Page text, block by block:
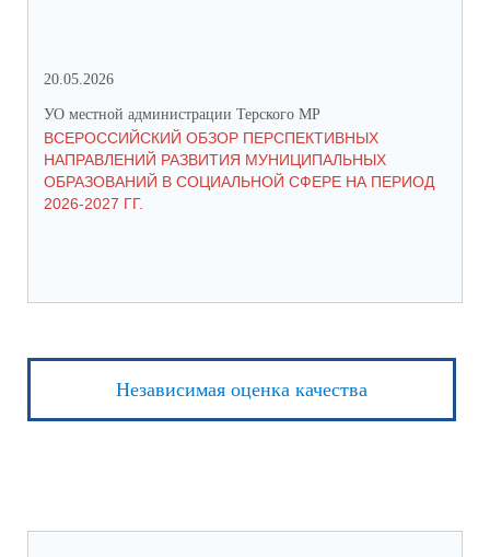
20.05.2026
УО местной администрации Терского МР
ВСЕРОССИЙСКИЙ ОБЗОР ПЕРСПЕКТИВНЫХ
НАПРАВЛЕНИЙ РАЗВИТИЯ МУНИЦИПАЛЬНЫХ
ОБРАЗОВАНИЙ В СОЦИАЛЬНОЙ СФЕРЕ НА ПЕРИОД
2026-2027 ГГ.
Независимая оценка качества